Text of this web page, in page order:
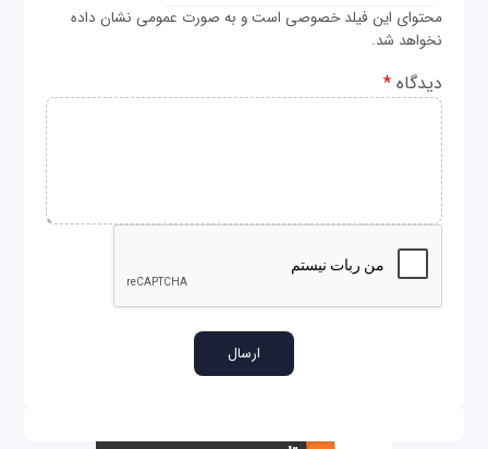
محتوای این فیلد خصوصی است و به صورت عمومی نشان داده
نخواهد شد.
دیدگاه*